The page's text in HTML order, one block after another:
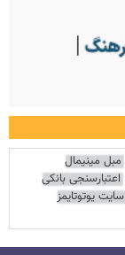
مبل مینیمال
اعتبارسنجی بانکی
سایت یوتوتایمز